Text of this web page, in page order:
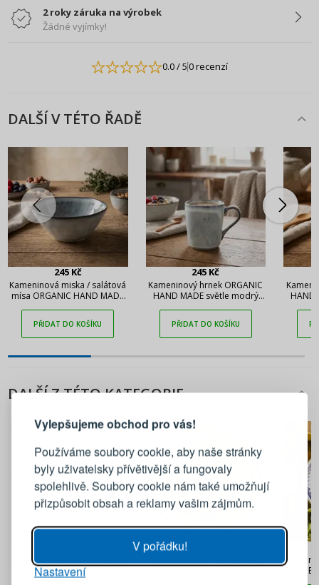
Vylepšujeme obchod pro vás!
Používáme soubory cookie, aby naše stránky
byly uživatelsky přívětivější a fungovaly
spolehlivě. Soubory cookie nám také umožňují
přizpůsobit obsah a reklamy vašim zájmům.
V pořádku!
Nastavení
2 roky záruka na výrobek
Žádné vyjímky!
0.0/ 50 recenzí
DALŠÍ V TÉTO ŘADĚ
245 Kč
Kameninová miska / salátová
mísa ORGANIC HAND MADE
PŘIDAT DO KOŠÍKU
245 Kč
Kameninový hrnek ORGANIC
HAND MADE světle modrý
PŘIDAT DO KOŠÍKU
HAND
DALŠÍ Z TÉTO KATEGORIE
RAK Classic Gourmet – extra
hluboký kulatý talíř 26 cm
talíř 24 cm
892
PŘIHLÁŠENÍ
Přihlaste se ke svému účtu
Emailová adresa
PŘIHLÁSIT SE